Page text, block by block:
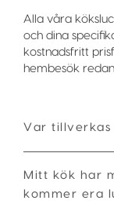
Alla våra
och dina
kostnadsfritt
hembesök
Var tillverkas
Mitt kök har
kommer era